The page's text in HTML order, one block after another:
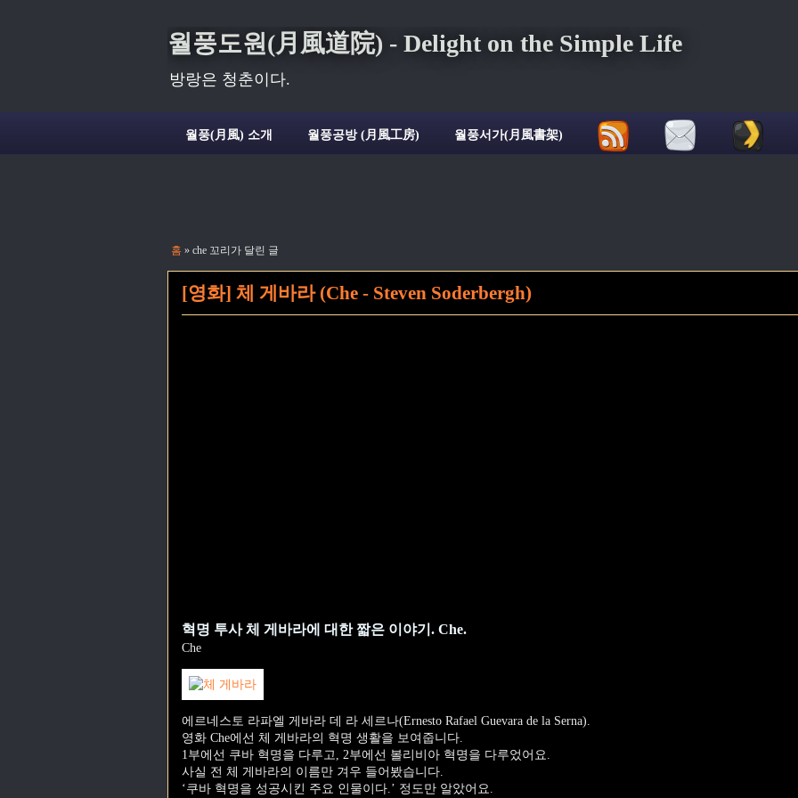
월풍도원(月風道院) - Delight on the Simple Life
방랑은 청춘이다.
월풍(月風) 소개 월풍공방 (月風工房) 월풍서가(月風書架)
홈 » che 꼬리가 달린 글
[영화] 체 게바라 (Che - Steven Soderbergh)
혁명 투사 체 게바라에 대한 짧은 이야기. Che.
Che
에르네스토 라파엘 게바라 데 라 세르나(Ernesto Rafael Guevara de la Serna).
영화 Che에선 체 게바라의 혁명 생활을 보여줍니다.
1부에선 쿠바 혁명을 다루고, 2부에선 볼리비아 혁명을 다루었어요.
사실 전 체 게바라의 이름만 겨우 들어봤습니다.
‘쿠바 혁명을 성공시킨 주요 인물이다.’ 정도만 알았어요.